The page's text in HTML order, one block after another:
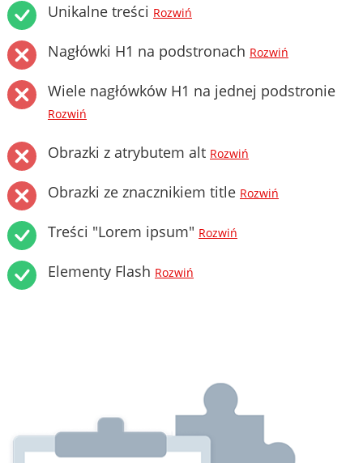
Unikalne treści Rozwiń
Nagłówki H1 na podstronach Rozwiń
Wiele nagłówków H1 na jednej podstronie
Rozwiń
Obrazki z atrybutem alt Rozwiń
Obrazki ze znacznikiem title Rozwiń
Treści "Lorem ipsum" Rozwiń
Elementy Flash Rozwiń